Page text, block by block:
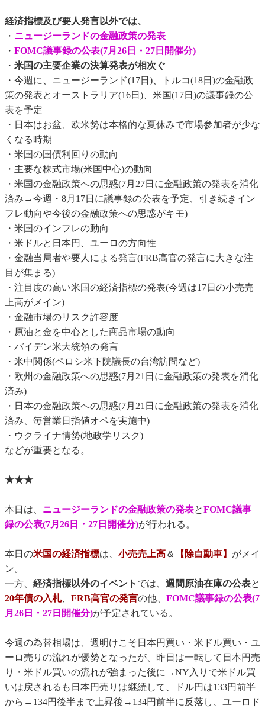
経済指標及び要人発言以外では、
・ ニュージーランドの金融政策の発表
・ FOMC議事録の公表(7月26日・27日開催分)
・ 米国の主要企業の決算発表が相次ぐ
・今週に、ニュージーランド(17日)、トルコ(18日)の金融政
策の発表とオーストラリア(16日)、米国(17日)の議事録の公
表を予定
・日本はお盆、欧米勢は本格的な夏休みで市場参加者が少な
くなる時期
・米国の国債利回りの動向
・主要な株式市場(米国中心)の動向
・米国の金融政策への思惑(7月27日に金融政策の発表を消化
済み→今週・8月17日に議事録の公表を予定、引き続きイン
フレ動向や今後の金融政策への思惑がキモ)
・米国のインフレの動向
・米ドルと日本円、ユーロの方向性
・金融当局者や要人による発言(FRB高官の発言に大きな注
目が集まる)
・注目度の高い米国の経済指標の発表(今週は17日の小売売
上高がメイン)
・金融市場のリスク許容度
・原油と金を中心とした商品市場の動向
・バイデン米大統領の発言
・米中関係(ペロシ米下院議長の台湾訪問など)
・欧州の金融政策への思惑(7月21日に金融政策の発表を消化
済み)
・日本の金融政策への思惑(7月21日に金融政策の発表を消化
済み、毎営業日指値オペを実施中)
・ウクライナ情勢(地政学リスク)
などが重要となる。
★★★
本日は、 ニュージーランドの金融政策の発表とFOMC議事
録の公表(7月26日・27日開催分)が行われる。
本日の米国の経済指標は、 小売売上高＆ 【除自動車】 がメイ
ン。
一方、 経済指標以外のイベント では、 週間原油在庫の公表と
20年債の入札、 FRB高官の発言の他、 FOMC議事録の公表(7
月26日・27日開催分)が予定されている。
今週の為替相場は、週明けこそ日本円買い・米ドル買い・ユ
ーロ売りの流れが優勢となったが、昨日は一転して日本円売
り・米ドル買いの流れが強まった後に→NY入りで米ドル買
いは戻されるも日本円売りは継続して、ドル円は133円前半
から→134円後半まで上昇後→134円前半に反落し、ユーロド